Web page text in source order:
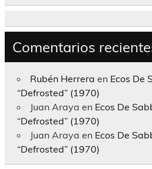
Comentarios
Rubén Herrera en Ecos De
“Defrosted” (1970)
Juan Araya en Ecos De
“Defrosted” (1970)
Juan Araya en Ecos De
“Defrosted” (1970)